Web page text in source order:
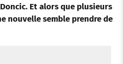
e e l l
Et alors que plusieurs
nouvelle semble prendre de